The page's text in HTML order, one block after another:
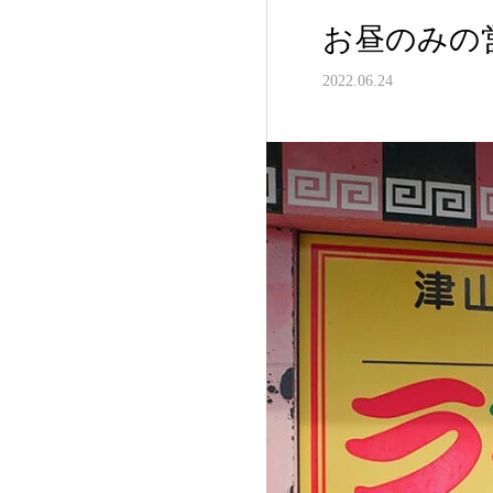
お昼のみの
2022.06.24